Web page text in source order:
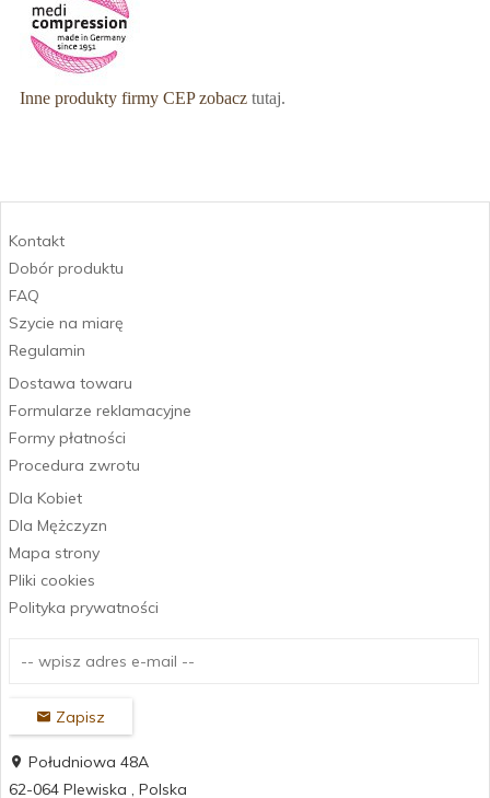
Inne produkty firmy CEP zobacz tutaj.
Kontakt
Dobór produktu
FAQ
Szycie na miarę
Regulamin
Dostawa towaru
Formularze reklamacyjne
Formy płatności
Procedura zwrotu
Dla Kobiet
Dla Mężczyzn
Mapa strony
Pliki cookies
Polityka prywatności
Zapisz
Południowa 48A
62-064 Plewiska , Polska